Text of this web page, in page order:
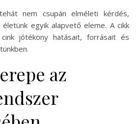
nem csupán elméleti kérdés,
életünk egyik alapvető eleme. A cikk
jótékony hatásait, forrásait és
az